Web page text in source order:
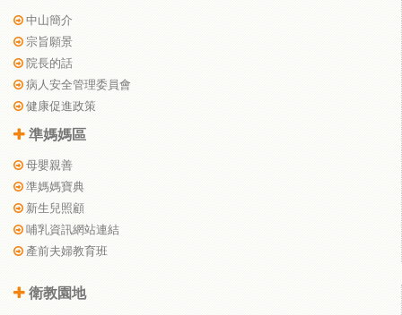
中山簡介
宗旨願景
院長的話
病人安全管理委員會
健康促進政策
準媽媽區
母嬰親善
準媽媽寶典
新生兒照顧
哺乳資訊網站連結
產前夫婦教育班
衛教園地